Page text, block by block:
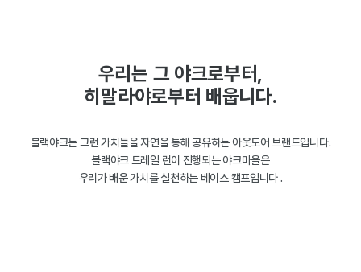
우리는 그 야크로부터,
히말라야로부터 배웁니다.
블랙야크는 그런 가치들을 자연을 통해 공유하는 아웃도어 브랜드입니다.
블랙야크 트레일 런이 진행되는 야크마을은
우리가 배운 가치를 실천하는 베이스 캠프입니다 .